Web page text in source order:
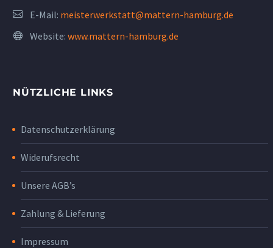
E-Mail: meisterwerkstatt@mattern-hamburg.de
Website: www.mattern-hamburg.de
NÜTZLICHE LINKS
Datenschutzerklärung
Widerufsrecht
Unsere AGB’s
Zahlung & Lieferung
Impressum